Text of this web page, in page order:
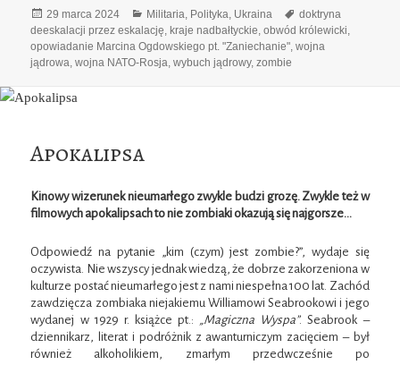
Data
publikacji
29 marca 2024 Kategorie
Militaria, Polityka, Ukraina Tagi
doktryna
deeskalacji przez eskalację,kraje nadbałtyckie,obwód królewicki,
opowiadanie Marcina Ogdowskiego pt. "Zaniechanie",wojna
jądrowa,wojna NATO-Rosja,wybuch jądrowy,zombie
Apokalipsa
Kinowy wizerunek nieumarłego zwykle budzi grozę. Zwykle też w
filmowych apokalipsach to nie zombiaki okazują się najgorsze…
Odpowiedź na pytanie „kim (czym) jest zombie?”, wydaje się
oczywista. Nie wszyscy jednak wiedzą, że dobrze zakorzeniona w
kulturze postać nieumarłego jest z nami niespełna 100 lat. Zachód
zawdzięcza zombiaka niejakiemu Williamowi Seabrookowi i jego
wydanej w 1929 r. książce pt.: „Magiczna Wyspa”. Seabrook –
dziennikarz, literat i podróżnik z awanturniczym zacięciem – był
również alkoholikiem, zmarłym przedwcześnie po